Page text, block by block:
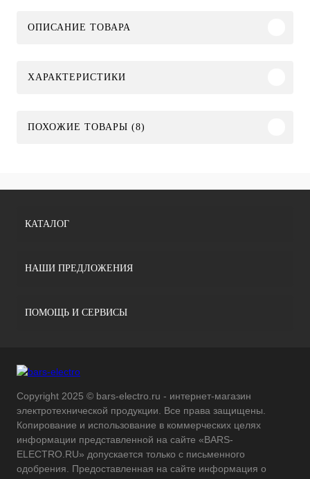
ОПИСАНИЕ ТОВАРА
ХАРАКТЕРИСТИКИ
ПОХОЖИЕ ТОВАРЫ (8)
КАТАЛОГ
НАШИ ПРЕДЛОЖЕНИЯ
ПОМОЩЬ И СЕРВИСЫ
Copyright 2025 © bars-electro.ru - интернет-магазин
электротехнической продукции. Все права защищены.
Копирование и использование в коммерческих целях
информации представленной на сайте «BARS-
ELECTRO.RU» допускается только с письменного
одобрения. Предоставленная на сайте информация о